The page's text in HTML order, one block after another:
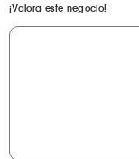
¡Valora este negocio!